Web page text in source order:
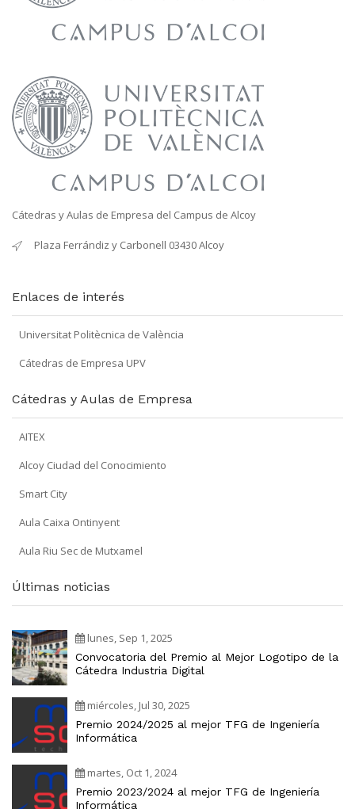
Cátedras y Aulas de Empresa del Campus de Alcoy
Plaza Ferrándiz y Carbonell 03430 Alcoy
Enlaces de interés
Universitat Politècnica de València
Cátedras de Empresa UPV
Cátedras y Aulas de Empresa
AITEX
Alcoy Ciudad del Conocimiento
Smart City
Aula Caixa Ontinyent
Aula Riu Sec de Mutxamel
Últimas noticias
lunes, Sep 1, 2025
Convocatoria del Premio al Mejor Logotipo de la
Cátedra Industria Digital
miércoles, Jul 30, 2025
Premio 2024/2025 al mejor TFG de Ingeniería
Informática
martes, Oct 1, 2024
Premio 2023/2024 al mejor TFG de Ingeniería
Informática